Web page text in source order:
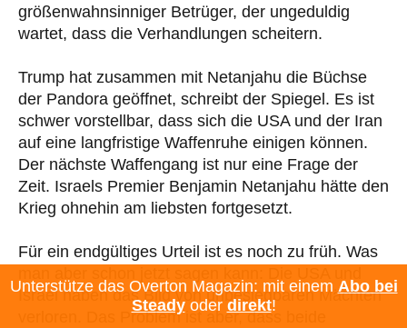
größenwahnsinniger Betrüger, der ungeduldig
wartet, dass die Verhandlungen scheitern.
Trump hat zusammen mit Netanjahu die Büchse
der Pandora geöffnet, schreibt der Spiegel. Es ist
schwer vorstellbar, dass sich die USA und der Iran
auf eine langfristige Waffenruhe einigen können.
Der nächste Waffengang ist nur eine Frage der
Zeit. Israels Premier Benjamin Netanjahu hätte den
Krieg ohnehin am liebsten fortgesetzt.
Für ein endgültiges Urteil ist es noch zu früh. Was
Israel haben das Bild von unbesiegbaren Mächten
verloren. Das Problem ist aber, dass beide
Unterstütze das Overton Magazin: mit einem Abo bei
Steadyoder direkt!